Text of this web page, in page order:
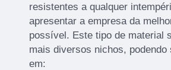
resistentes a qualquer
apresentar a empresa da
possível. Este tipo de material
mais diversos nichos, podendo
em: